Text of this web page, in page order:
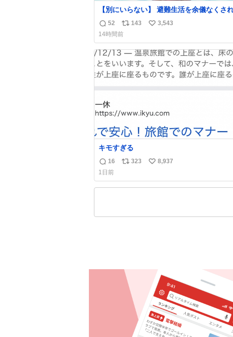
【別にいらない】 避難生活を余儀なくされて
いる子どもたちのためにヒカキンボックス
1000個を寄付させていただきました
返
信
数
52
リ
ポ
ス
ト
数
143
い
ね
数
3,543
14時間前
キモすぎる
返
信
数
16
リ
ス
323
い
ね
8,937
1日前